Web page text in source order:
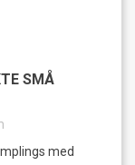
SMÅ
med